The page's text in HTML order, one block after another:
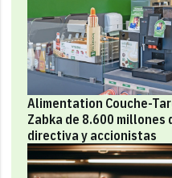
Alimentation Couche-
Zabka de 8.600 millones
directiva y accionistas